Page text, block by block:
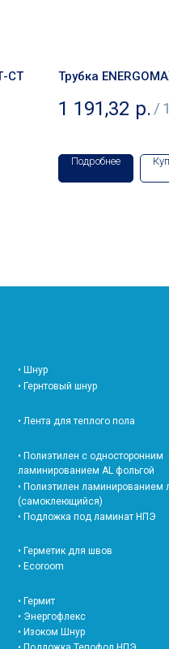
СТ
Трубка
1 191,32 р. /
Подробнее
• Шнур
• Гернтовый шнур
• Лента для теплого пола
• Полиэтилен с односторонним
ламинированием AL фольгой
• Полиэтилен ламинированием
(самоклеющийся)
• Подложка под ламинат НПЭ
• Герметик для швов
• Ecoroom
• Гермит
• Энергофлекс
• Изоком Шнур